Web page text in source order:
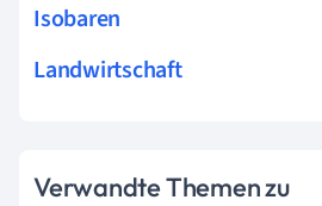
Isobaren
Landwirtschaft
Verwandte Themen zu